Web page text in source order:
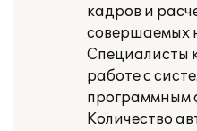
кадров и
совершаемых
Специалисты
работе с
программным
Количество